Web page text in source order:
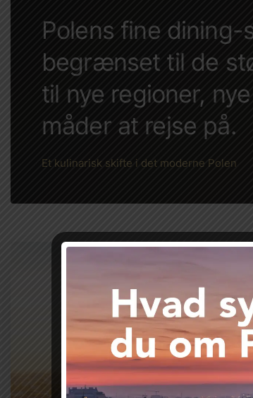
Polens fine
begrænset til de
til nye regioner,
måder at rejse på.
Et kulinarisk skifte i det moderne Polen